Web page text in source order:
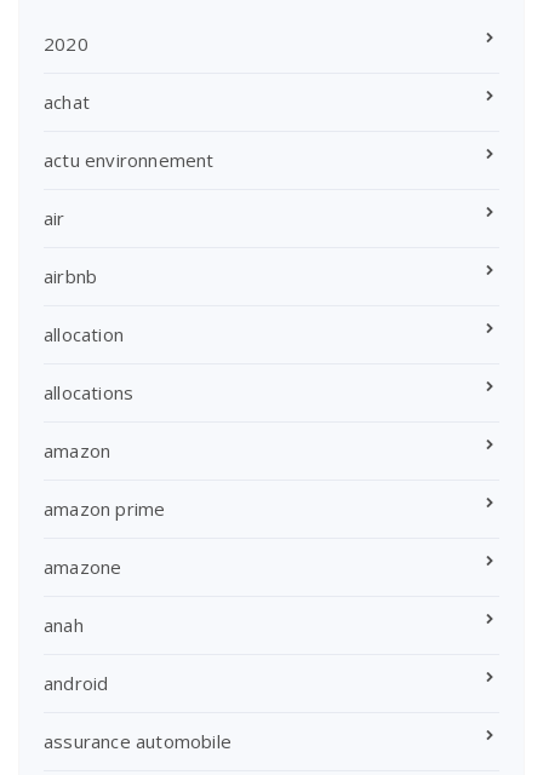
2020
achat
actu environnement
air
airbnb
allocation
allocations
amazon
amazon prime
amazone
anah
android
assurance automobile